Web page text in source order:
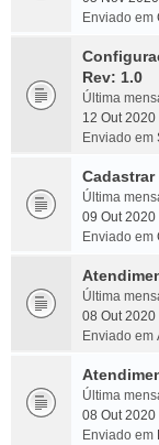
Enviado em
Rev: 1.0
Última
12 Out 2020
Enviado em
Cadastrar
Última
09 Out 2020
Enviado em
Última
08 Out 2020
Enviado em
Última
08 Out 2020
Enviado em